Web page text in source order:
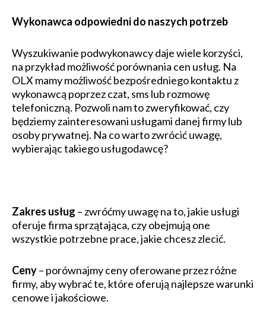
Wykonawca odpowiedni do naszych potrzeb
Wyszukiwanie podwykonawcy daje wiele korzyści,
na przykład możliwość porównania cen usług. Na
OLX mamy możliwość bezpośredniego kontaktu z
wykonawcą poprzez czat, sms lub rozmowę
telefoniczną. Pozwoli nam to zweryfikować, czy
będziemy zainteresowani usługami danej firmy lub
osoby prywatnej. Na co warto zwrócić uwagę,
wybierając takiego usługodawcę?
Zakres usług – zwróćmy uwagę na to, jakie usługi
oferuje firma sprzątająca, czy obejmują one
wszystkie potrzebne prace, jakie chcesz zlecić.
Ceny– porównajmy ceny oferowane przez różne
firmy, aby wybrać te, które oferują najlepsze warunki
cenowe i jakościowe.